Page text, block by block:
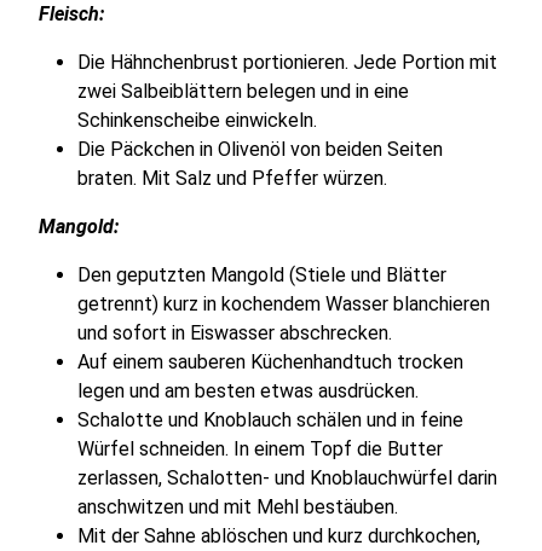
Fleisch:
Die Hähnchenbrust portionieren. Jede Portion mit
zwei Salbeiblättern belegen und in eine
Schinkenscheibe einwickeln.
Die Päckchen in Olivenöl von beiden Seiten
braten. Mit Salz und Pfeffer würzen.
Mangold:
Den geputzten Mangold (Stiele und Blätter
getrennt) kurz in kochendem Wasser blanchieren
und sofort in Eiswasser abschrecken.
Auf einem sauberen Küchenhandtuch trocken
legen und am besten etwas ausdrücken.
Schalotte und Knoblauch schälen und in feine
Würfel schneiden. In einem Topf die Butter
zerlassen, Schalotten- und Knoblauchwürfel darin
anschwitzen und mit Mehl bestäuben.
Mit der Sahne ablöschen und kurz durchkochen,